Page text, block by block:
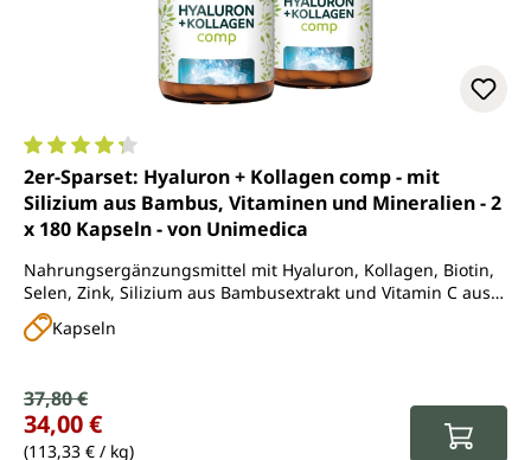
Durchschnittliche Bewertung von 4.2 von 5 Sternen
2er-Sparset: Hyaluron + Kollagen comp - mit
Silizium aus Bambus, Vitaminen und Mineralien - 2
x 180 Kapseln - von Unimedica
Nahrungsergänzungsmittel mit Hyaluron, Kollagen, Biotin,
Selen, Zink, Silizium aus Bambusextrakt und Vitamin C aus
Acerola
Kapseln
Verkaufspreis:
Regulärer Preis:
37,80 €
34,00 €
(113,33 € / kg)